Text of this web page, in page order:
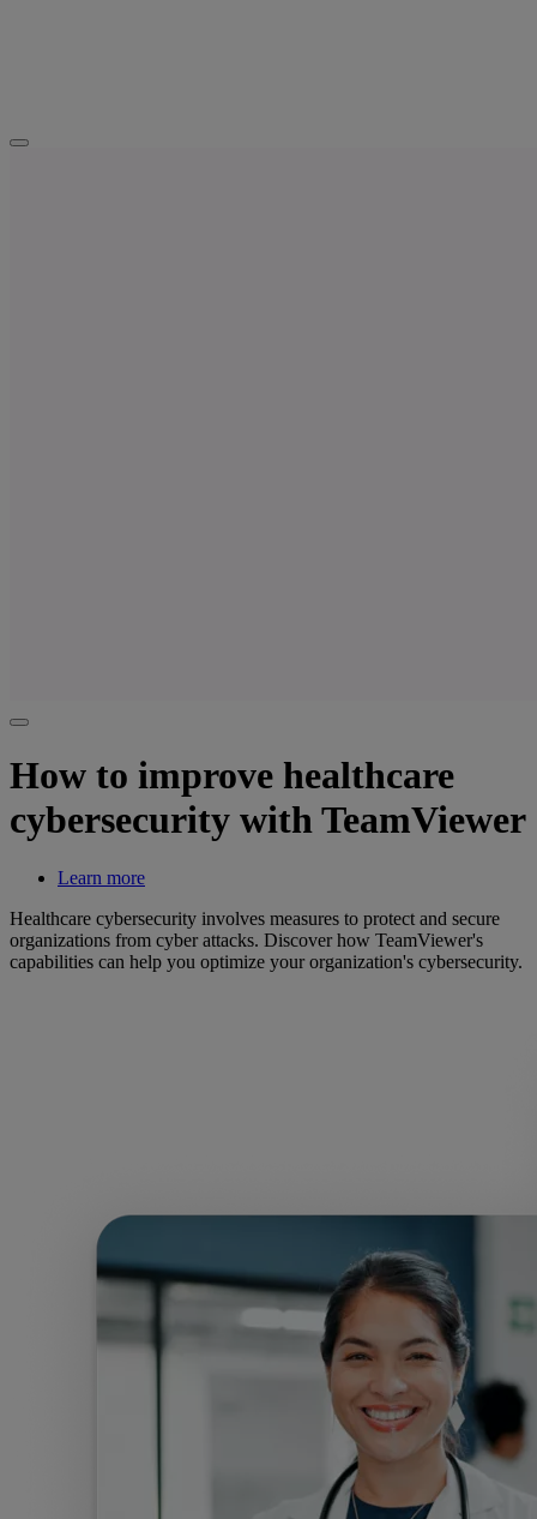
How to improve healthcare
cybersecurity with TeamViewer
Learn more
Healthcare cybersecurity involves measures to protect and secure
organizations from cyber attacks. Discover how TeamViewer's
capabilities can help you optimize your organization's cybersecurity.